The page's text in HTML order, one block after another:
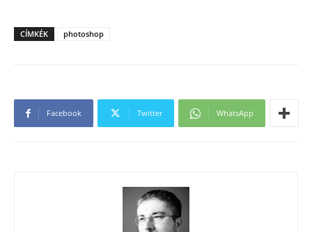
CÍMKÉK photoshop
Facebook Twitter WhatsApp